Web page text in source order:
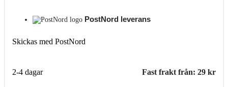
PostNord leverans
Skickas med PostNord
2-4 dagar Fast frakt från: 29 kr